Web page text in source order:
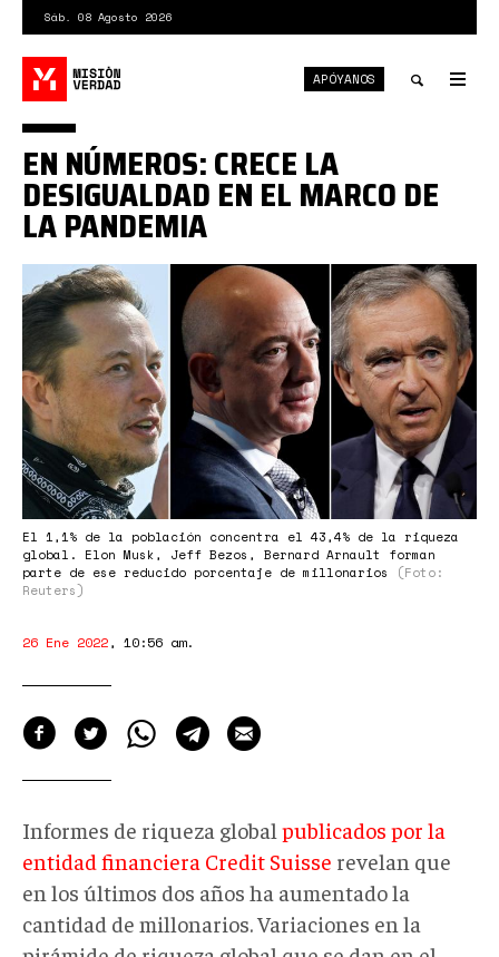
contenido
principal
Sáb. 08 Agosto 2026
APÓYANOS
61825c2e59bf5b1d5a5b9f87.jpg
El 1,1% de la población concentra el 43,4% de la riqueza
global. Elon Musk, Jeff Bezos, Bernard Arnault forman
parte de ese reducido porcentaje de millonarios
(Foto:
Reuters)
EN NÚMEROS: CRECE LA
DESIGUALDAD EN EL MARCO DE
LA PANDEMIA
26 Ene 2022, 10:56 am.
Informes de riqueza global publicados por la
entidad financiera Credit Suisse revelan que
en los últimos dos años ha aumentado la
cantidad de millonarios. Variaciones en la